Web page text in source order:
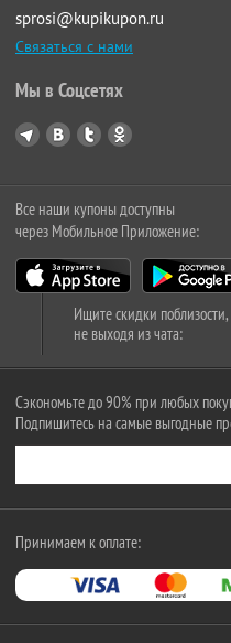
sprosi@kupikupon.ru
Связаться с нами
Мы в Соцсетях
Все наши купоны доступны
через Мобильное Приложение:
Ищите скидки поблизости,
не выходя из чата:
Сэкономьте до 90% при любых
Подпишитесь на самые выгодные
Принимаем к оплате: